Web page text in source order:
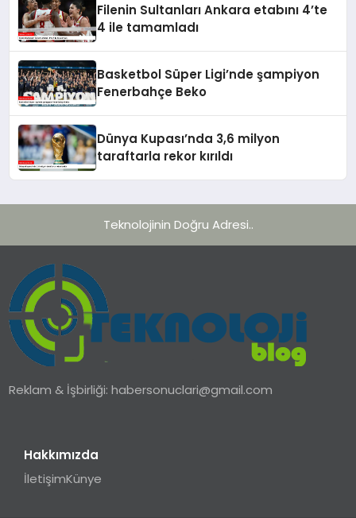
Filenin Sultanları Ankara etabını 4’te
4 ile tamamladı
Basketbol Süper Ligi’nde şampiyon
Fenerbahçe Beko
Dünya Kupası’nda 3,6 milyon
taraftarla rekor kırıldı
Teknolojinin Doğru Adresi..
Reklam & İşbirliği:habersonuclari@gmail.com
Hakkımızda
İletişimKünye